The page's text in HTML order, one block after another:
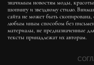
значимым новостям моды,
шопингу и звездному стилю.
сайта не может быть скопирована,
любым иным способом без
материалы, не предназначенные
тексты принадлежат их авторам.